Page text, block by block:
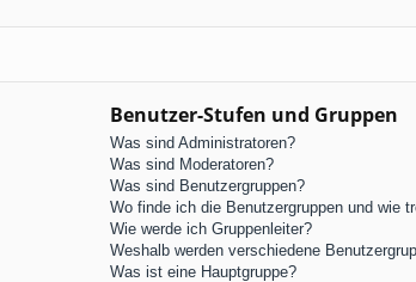
Benutzer-Stufen und Gruppen
Was sind Administratoren?
Was sind Moderatoren?
Was sind Benutzergruppen?
Wo finde ich die Benutzergruppen und wie
Wie werde ich Gruppenleiter?
Weshalb werden verschiedene
Was ist eine Hauptgruppe?